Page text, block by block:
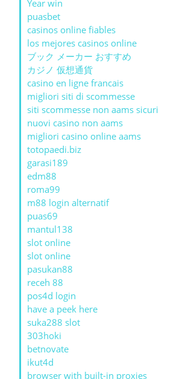
Year win
puasbet
casinos online fiables
los mejores casinos online
ブック メーカー おすすめ
カジノ 仮想通貨
casino en ligne francais
migliori siti di scommesse
siti scommesse non aams sicuri
nuovi casino non aams
migliori casino online aams
totopaedi.biz
garasi189
edm88
roma99
m88 login alternatif
puas69
mantul138
slot online
slot online
pasukan88
receh 88
pos4d login
have a peek here
suka288 slot
303hoki
betnovate
ikut4d
browser with built-in proxies